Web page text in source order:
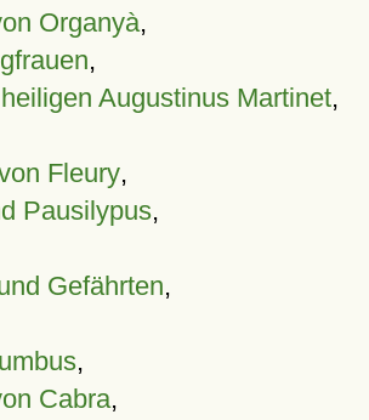
Organyà,
,
Augustinus Martinet,
Fleury,
Pausilypus,
Gefährten,
,
Cabra,